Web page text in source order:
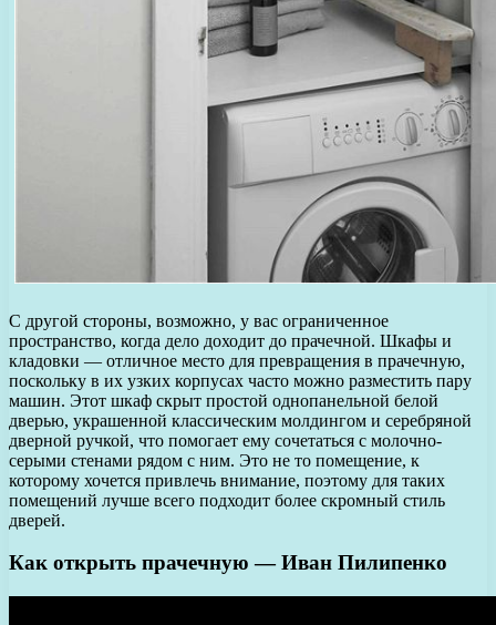
С другой стороны, возможно, у вас ограниченное
пространство, когда дело доходит до прачечной. Шкафы и
кладовки — отличное место для превращения в прачечную,
поскольку в их узких корпусах часто можно разместить пару
машин. Этот шкаф скрыт простой однопанельной белой
дверью, украшенной классическим молдингом и серебряной
дверной ручкой, что помогает ему сочетаться с молочно-
серыми стенами рядом с ним. Это не то помещение, к
которому хочется привлечь внимание, поэтому для таких
помещений лучше всего подходит более скромный стиль
дверей.
Как открыть прачечную — Иван Пилипенко